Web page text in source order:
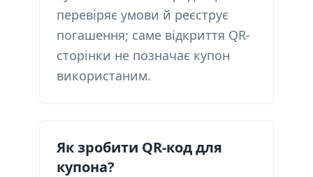
перевіряє умови й реєструє
погашення; саме відкриття QR-
сторінки не позначає купон
використаним.
Як зробити QR-код для
купона?